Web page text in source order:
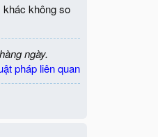
khác không so
ngày.
pháp liên quan